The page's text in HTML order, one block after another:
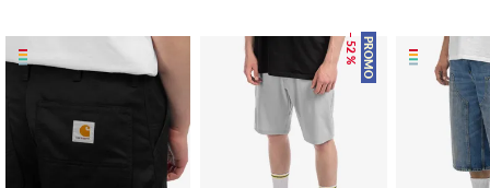
PROMO
– 52 %